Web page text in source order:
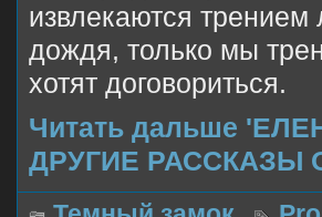
извлекаются трением
дождя, только мы
хотят договориться.
Читать дальше
ДРУГИЕ РАССКАЗЫ